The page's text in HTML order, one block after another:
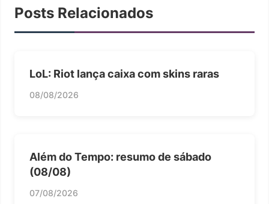
Posts Relacionados
LoL: Riot lança caixa com skins raras
08/08/2026
Além do Tempo: resumo de sábado
(08/08)
07/08/2026